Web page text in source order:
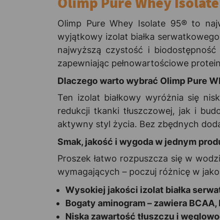
Olimp Pure Whey Isolate 95® to
wyjątkowy izolat białka
najwyższą czystość i
zapewniając pełnowartościowe
Dlaczego warto wybrać Olimp Pure
Ten izolat białkowy wyróżnia się
redukcji tkanki tłuszczowej, jak i
aktywny styl życia. Bez zbędnych
Smak, jakość i wygoda w jednym
Proszek łatwo rozpuszcza się w
wymagających – poczuj różnicę w
Wysokiej jakości izolat białka
Bogaty aminogram – zawiera
Niska zawartość tłuszczu i